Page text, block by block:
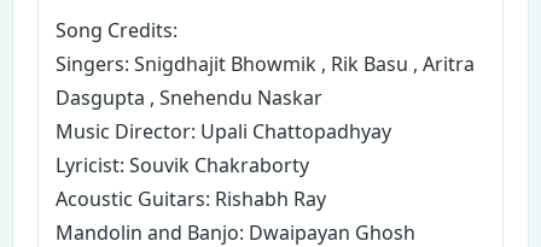
Song Credits:
Singers: Snigdhajit Bhowmik , Rik Basu , Aritra
Dasgupta , Snehendu Naskar
Music Director: Upali Chattopadhyay
Lyricist: Souvik Chakraborty
Acoustic Guitars: Rishabh Ray
Mandolin and Banjo: Dwaipayan Ghosh